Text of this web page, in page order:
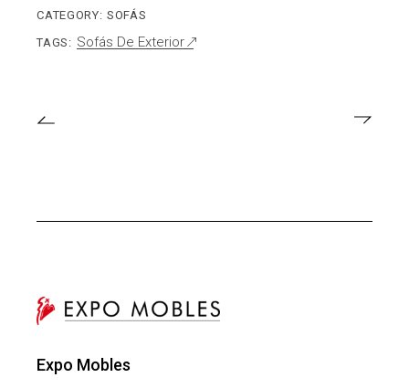
CATEGORY: SOFÁS
TAGS: Sofás De Exterior
Expo Mobles